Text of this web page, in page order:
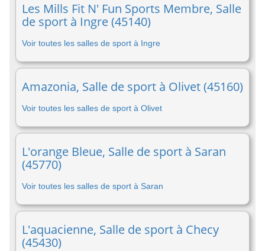
Les Mills Fit N' Fun Sports Membre, Salle
de sport à Ingre (45140)
Voir toutes les salles de sport à Ingre
Amazonia, Salle de sport à Olivet (45160)
Voir toutes les salles de sport à Olivet
L'orange Bleue, Salle de sport à Saran
(45770)
Voir toutes les salles de sport à Saran
L'aquacienne, Salle de sport à Checy
(45430)